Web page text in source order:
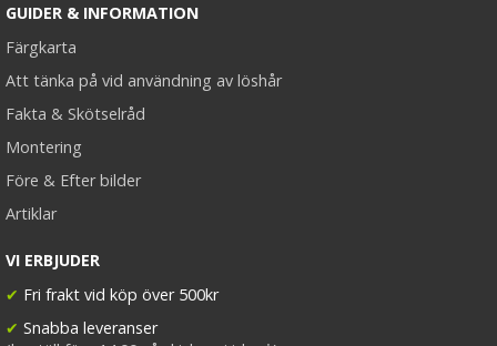
★★★★
GUIDER & INFORMATION
Färgkarta
Att tänka på vid användning av löshår
Fakta & Skötselråd
Montering
Före & Efter bilder
Artiklar
VI ERBJUDER
✔ Fri frakt vid köp över 500kr
✔ Snabba leveranser